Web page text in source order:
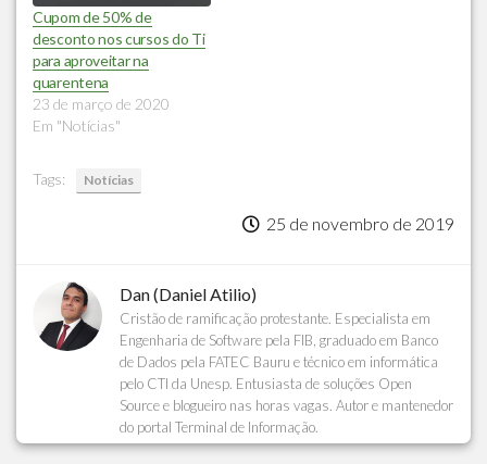
Cupom de 50% de
desconto nos cursos do Ti
para aproveitar na
quarentena
23 de março de 2020
Em "Notícias"
Tags: Notícias
25 de novembro de 2019
Dan (Daniel Atilio)
Cristão de ramificação protestante. Especialista em
Engenharia de Software pela FIB, graduado em Banco
de Dados pela FATEC Bauru e técnico em informática
pelo CTI da Unesp. Entusiasta de soluções Open
Source e blogueiro nas horas vagas. Autor e mantenedor
do portal Terminal de Informação.